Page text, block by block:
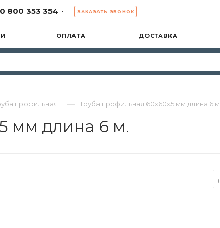
0 800 353 354 ЗАКАЗАТЬ ЗВОНОК
ОПЛАТА ДОСТАВКА
профильная — Труба профильная 60х60х5 мм длина 6 м.
мм длина 6 м.